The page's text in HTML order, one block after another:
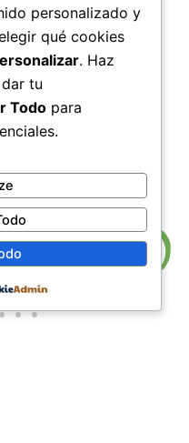
M y de 2:00 PM a 6:00
2:00 PM a 5:00 PM
DE
de 2:00 PM a 4:00 PM
personalizado y
qué cookies
. Haz
tu
Todo para